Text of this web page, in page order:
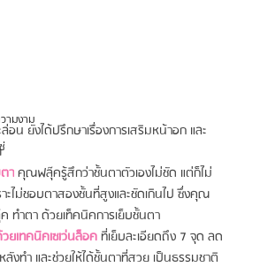
ามงาม
ยังได้ปรึกษาเรื่องการเสริมหน้าอก และ
า คุณฟลุ๊ครู้สึกว่าชั้นตาตัวเองไม่ชัด แต่ก็ไม่
ะไม่ชอบตาสองชั้นที่สูงและชัดเกินไป ซึ่งคุณ
ทำตา ด้วยเท็คนิคการเย็บชั้นตา
ยเทคนิคเซเว่นล็อค ที่เย็บละเอียดถึง 7 จุด ลด
ทำ และช่วยให้ได้ชั้นตาที่สวย เป็นธรรมชาติ